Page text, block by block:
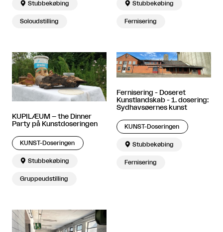
 Stubbekøbing
Soloudstilling
 Stubbekøbing
Fernisering
KUPILÆUM – the Dinner
Party på Kunstdoseringen
KUNST-Doseringen
 Stubbekøbing
Gruppeudstilling
Fernisering - Doseret
Kunstlandskab - 1. dosering:
Sydhavsøernes kunst
KUNST-Doseringen
 Stubbekøbing
Fernisering